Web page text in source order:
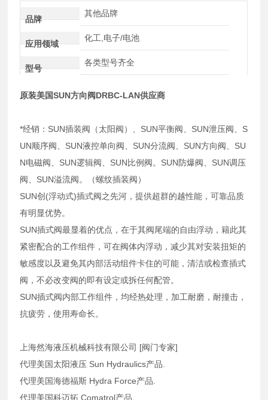
品牌
其他品牌
应用领域
化工,电子/电池
型号
各类型号齐全
原装美国SUN方向阀DRBC-LAN供应商
*经销：SUN插装阀（太阳阀）、SUN平衡阀、SUN泄压阀、S
UN顺序阀、SUN液控单向阀、SUN分流阀、SUN方向阀、SU
N电磁阀、SUN逻辑阀、SUN比例阀。SUN防爆阀、SUN调压
阀、SUN溢流阀。（螺纹插装阀）
SUN创(浮动式)插式阀之先河，提供超群的越性能，可靠品质
有明显优势。
SUN插式阀最显着的优点，在于其阀尾端的自由浮动，籍此其
紧密配合的工作组件，可在阀体内浮动，减少其对安装扭矩的
敏感度以及避免其内部活动组件卡住的可能，清洁或检查插式
阀，不必改变阀的即有设定或拆任何配管。
SUN插式阀内部工作组件，均经热处理，加工耐磨，耐撞击，
抗疲劳，使用寿命长。
上海然海液压机械科技有限公司 [阀门专家]
代理美国太阳液压 Sun Hydraulics产品.
代理美国海德福斯 Hydra Force产品.
代理美国科迈拓 Comatrol产品.